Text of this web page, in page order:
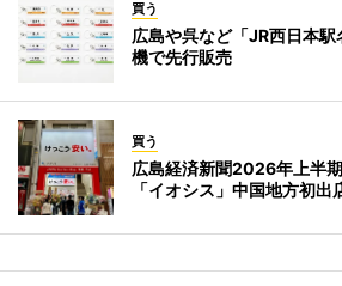
買う
広島や呉など「JR西日本
機で先行販売
買う
広島経済新聞2026年上半
「イオシス」中国地方初出